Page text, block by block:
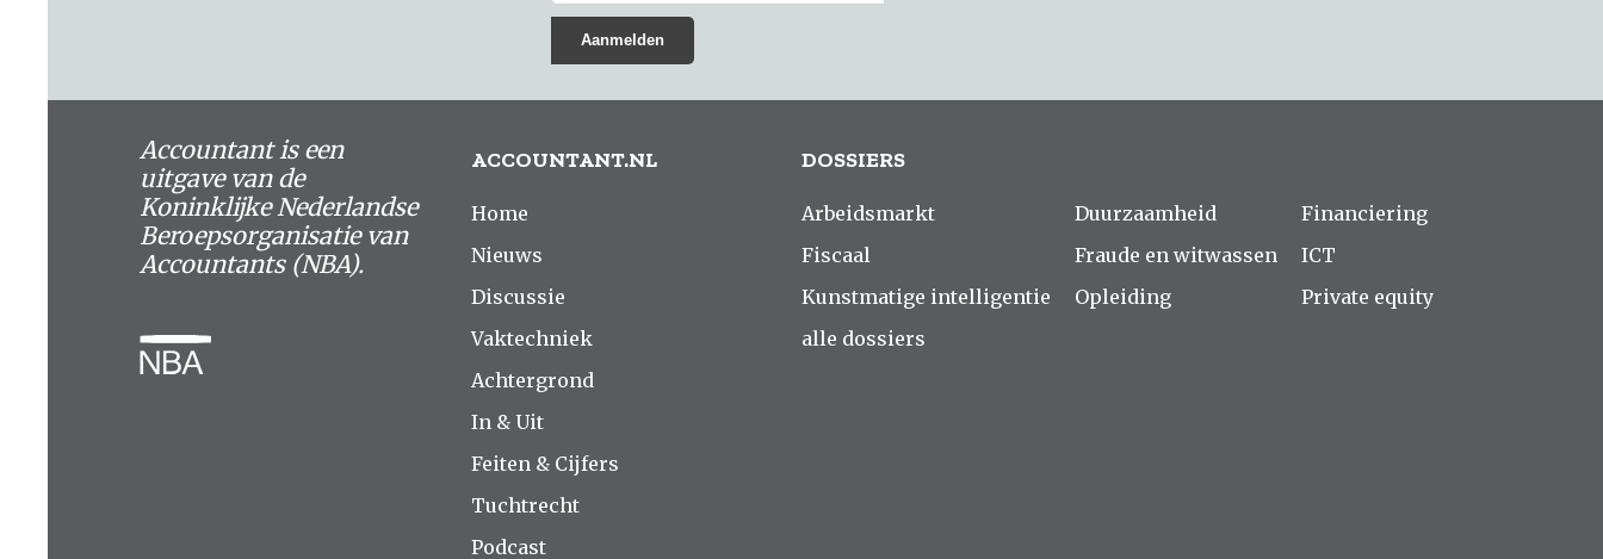
Accountant is een
uitgave van de
Koninklijke Nederlandse
Beroepsorganisatie van
Accountants (NBA).
ACCOUNTANT.NL
Home
Nieuws
Discussie
Vaktechniek
Achtergrond
In & Uit
Feiten & Cijfers
Tuchtrecht
Podcast
DOSSIERS
Arbeidsmarkt
Fiscaal
Kunstmatige intelligentie
alle dossiers
Duurzaamheid
Fraude en witwassen
Opleiding
Financiering
ICT
Private equity